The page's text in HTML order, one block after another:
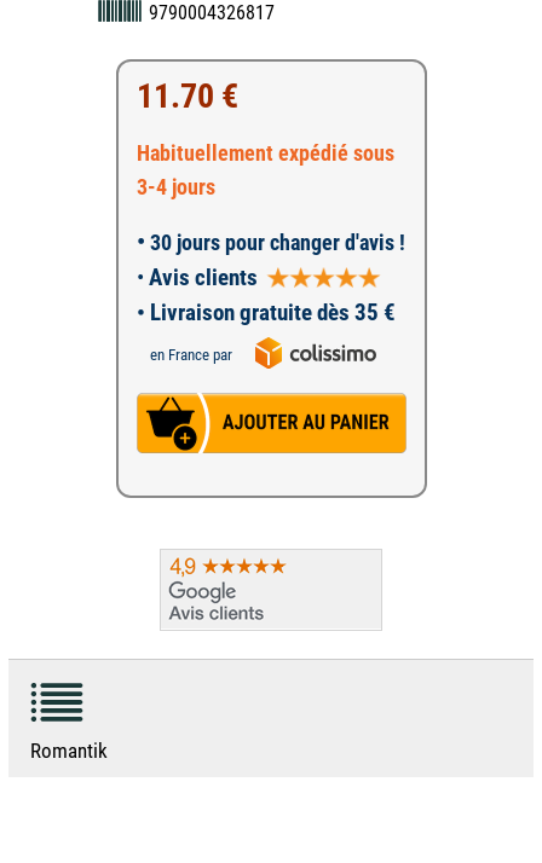
9790004326817
11.70 €
Habituellement expédié sous
3-4 jours
• 30 jours pour changer d'avis !
• Avis clients
• Livraison gratuite dès 35 €
en France par
Romantik